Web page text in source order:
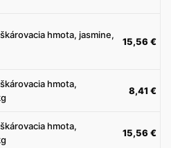
hmota, jasmine,
15,56€
hmota,
8,41 €
hmota,
15,56€